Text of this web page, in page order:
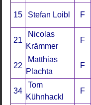
15 Stefan Loibl F
21
Nicolas
Krämmer
F
22
Matthias
Plachta
F
34
Tom
Kühnhackl
F